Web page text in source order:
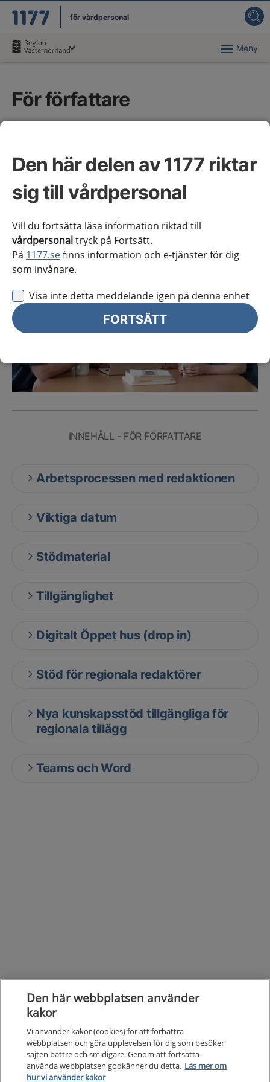
Den här delen av 1177 riktar
sig till vårdpersonal
Vill du fortsätta läsa information riktad till
vårdpersonaltryck på Fortsätt.
På 1177.sefinns information och e-tjänster för dig
som invånare.
Visa inte detta meddelande igen på denna enhet
FORTSÄTT
för vårdpersonal
Du har valt region Meny
För författare
(NAG) med vårdförlopp och kliniska
kunskapsstöd, samt för dem som arbetar med
regionala tillägg till de kliniska kunskapsstöden.
INNEHÅLL - FÖR FÖRFATTARE
Arbetsprocessen med redaktionen
Viktiga datum
Stödmaterial
Tillgänglighet
Digitalt Öppet hus (drop in)
Stöd för regionala redaktörer
Nya kunskapsstöd tillgängliga för
regionala tillägg
Teams och Word
Kunskapsstöd
Den här webbplatsen använder
kakor
Vi använder kakor (cookies) för att förbättra
webbplatsen och göra upplevelsen för dig som besöker
sajten bättre och smidigare. Genom att fortsätta
använda webbplatsen godkänner du detta. Läs mer om
hur vi använder kakor